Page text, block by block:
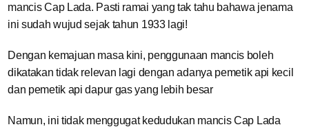
mancis Cap Lada. Pasti ramai yang tak tahu bahawa jenama
ini sudah wujud sejak tahun 1933 lagi!
Dengan kemajuan masa kini, penggunaan mancis boleh
dikatakan tidak relevan lagi dengan adanya pemetik api kecil
dan pemetik api dapur gas yang lebih besar
Namun, ini tidak menggugat kedudukan mancis Cap Lada